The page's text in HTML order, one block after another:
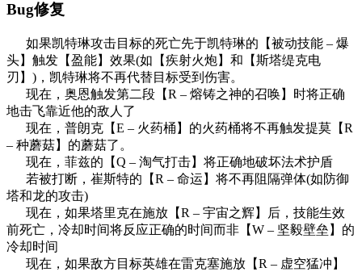
Bug修复
如果凯特琳攻击目标的死亡先于凯特琳的【被动技能 – 爆
头】触发【盈能】效果(如【疾射火炮】和【斯塔缇克电
刃】)，凯特琳将不再代替目标受到伤害。
现在，奥恩触发第二段【R – 熔铸之神的召唤】时将正确
地击飞靠近他的敌人了
现在，普朗克【E – 火药桶】的火药桶将不再触发提莫【R
– 种蘑菇】的蘑菇了。
现在，菲兹的【Q – 淘气打击】将正确地破坏法术护盾
若被打断，崔斯特的【R – 命运】将不再阻隔弹体(如防御
塔和龙的攻击)
现在，如果塔里克在施放【R – 宇宙之辉】后，技能生效
前死亡，冷却时间将反应正确的时间而非【W – 坚毅壁垒】的
冷却时间
现在，如果敌方目标英雄在雷克塞施放【R – 虚空猛冲】